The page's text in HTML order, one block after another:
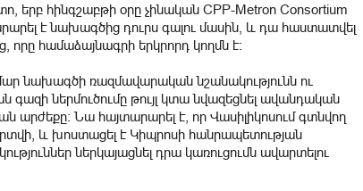
երբ հինգշաբթի օրը չինական CPP-Metron Consortium
է նախագծից դուրս գալու մասին, և դա հաստատվել
որը համաձայնագրի երկրորդ կողմն է:
նախագծի ռազմավարական նշանակությունն ու
ներմուծումը թույլ կտա նվազեցնել ավանդական
արժեքը: Նա հայտարարել է, որ Վասիլիկոսում գտնվող
և խոստացել է Կիպրոսի հանրապետության
ներկայացնել դրա կառուցումն ավարտելու